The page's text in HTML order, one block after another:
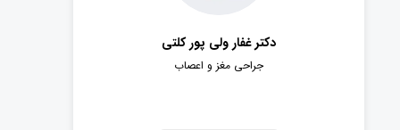
دکتر غفار ولی پور کلتی
جراحی مغز و اعصاب